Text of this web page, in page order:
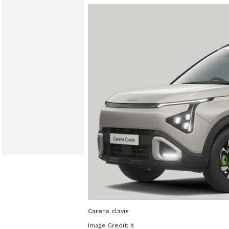
Carens clavis
Image Credit: X